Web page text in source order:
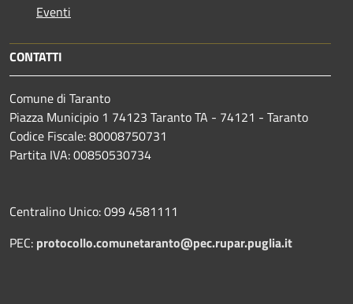
Eventi
CONTATTI
Comune di Taranto
Piazza Municipio 1 74123 Taranto TA - 74121 - Taranto
Codice Fiscale: 80008750731
Partita IVA: 00850530734
Centralino Unico: 099 4581111
PEC: protocollo.comunetaranto@pec.rupar.puglia.it